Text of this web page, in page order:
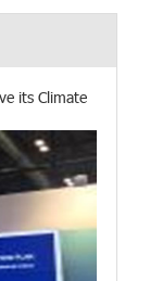
its Climate